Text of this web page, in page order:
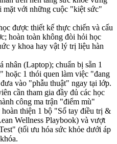
mặt với những cuộc "kiệt sức"
được thiết kế thực chiến và cấu
hoàn toàn không đòi hỏi học
y khoa hay vật lý trị liệu hàn
nhân (Laptop); chuẩn bị sẵn 1
hoặc 1 thói quen làm việc "đang
vào "phẫu thuật" ngay tại lớp.
cần tham gia đầy đủ các học
công ma trận "điểm mù"
thiện 1 bộ "Sổ tay điều trị &
Wellness Playbook) và vượt
(tối ưu hóa sức khỏe dưới áp